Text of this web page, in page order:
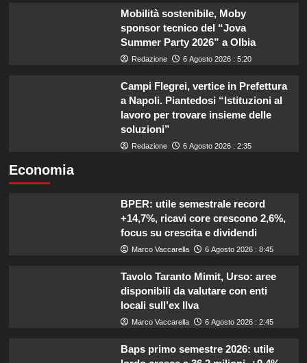
Mobilità sostenibile, Moby
sponsor tecnico del “Jova
Summer Party 2026” a Olbia
Redazione 6 Agosto 2026 : 5:20
Campi Flegrei, vertice in Prefettura
a Napoli. Piantedosi “Istituzioni al
lavoro per trovare insieme delle
soluzioni”
Redazione 6 Agosto 2026 : 2:35
Economia
BPER: utile semestrale record
+14,7%, ricavi core crescono 2,6%,
focus su crescita e dividendi
Marco Vaccarella 6 Agosto 2026 : 8:45
Tavolo Taranto Mimit, Urso: aree
disponibili da valutare con enti
locali sull’ex Ilva
Marco Vaccarella 6 Agosto 2026 : 2:45
Baps primo semestre 2026: utile